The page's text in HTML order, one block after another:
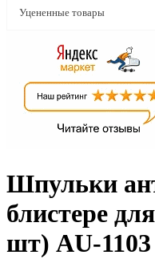
Уцененные товары
Шпульки
блистере
шт) AU-1103